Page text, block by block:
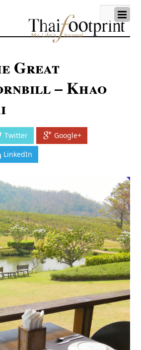
Great
– Khao
Twitter Google+
LinkedIn